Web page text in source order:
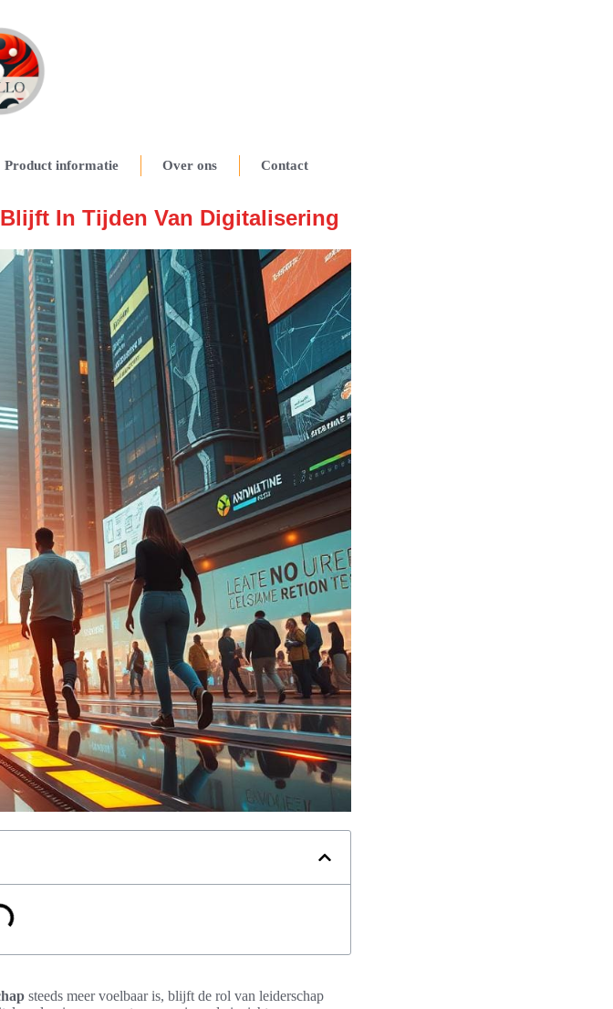
Product informatie Over ons Contact
In Tijden Van Digitalisering
steeds meer voelbaar is, blijft de rol van leiderschap